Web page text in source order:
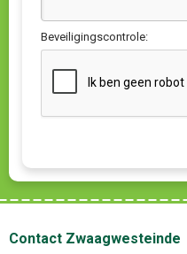
Beveiligingscontrole:
Contact Zwaagwesteinde